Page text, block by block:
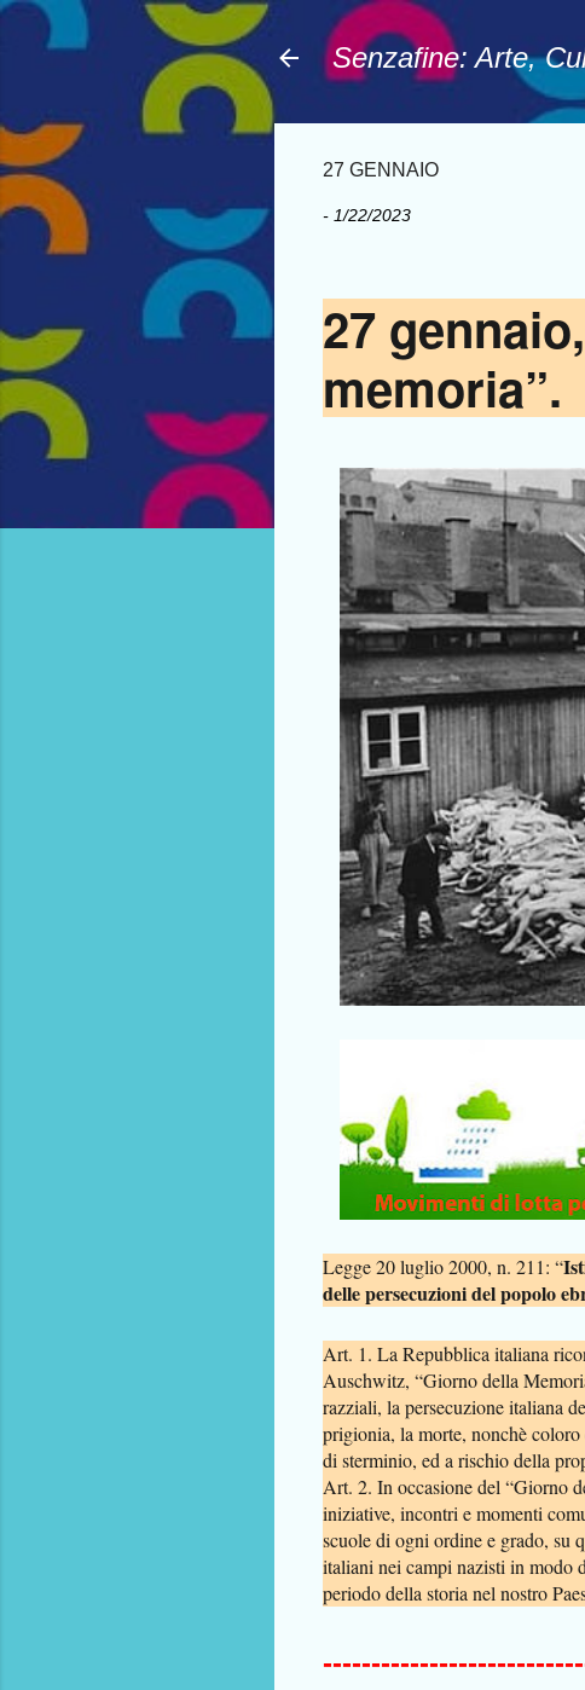
Senzafine: Arte,
27 GENNAIO
- 1/22/2023
27
memoria”.
Legge 20 luglio 2000, n. 211: “
delle persecuzioni del popolo
Art. 1. La Repubblica italiana
Auschwitz, “Giorno della
razziali, la persecuzione italiana
prigionia, la morte, nonchè
di sterminio, ed a rischio della
Art. 2. In occasione del “Giorno
iniziative, incontri e momenti
scuole di ogni ordine e grado, su
italiani nei campi nazisti in modo
periodo della storia nel nostro